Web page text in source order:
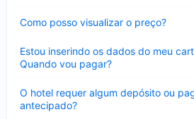
Como posso visualizar o preço?
Estou inserindo os dados do meu
Quando vou pagar?
O hotel requer algum depósito ou
antecipado?